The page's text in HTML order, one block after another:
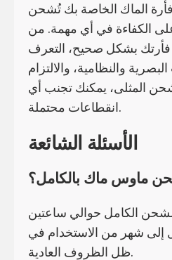
الماك الخاصة بك تُشحن
الكفاءة في أي مهمة. من
فأرتك بشكل صحيح، التعرف
والنظامية، والالتزام
المثلى، يمكنك تجنب أي
انقطاعات محتملة.
الأسئلة الشائعة
ماوس ماك بالكامل؟
الكامل حوالي ساعتين
إلى شهر من الاستخدام في
ظل الظروف العادية.